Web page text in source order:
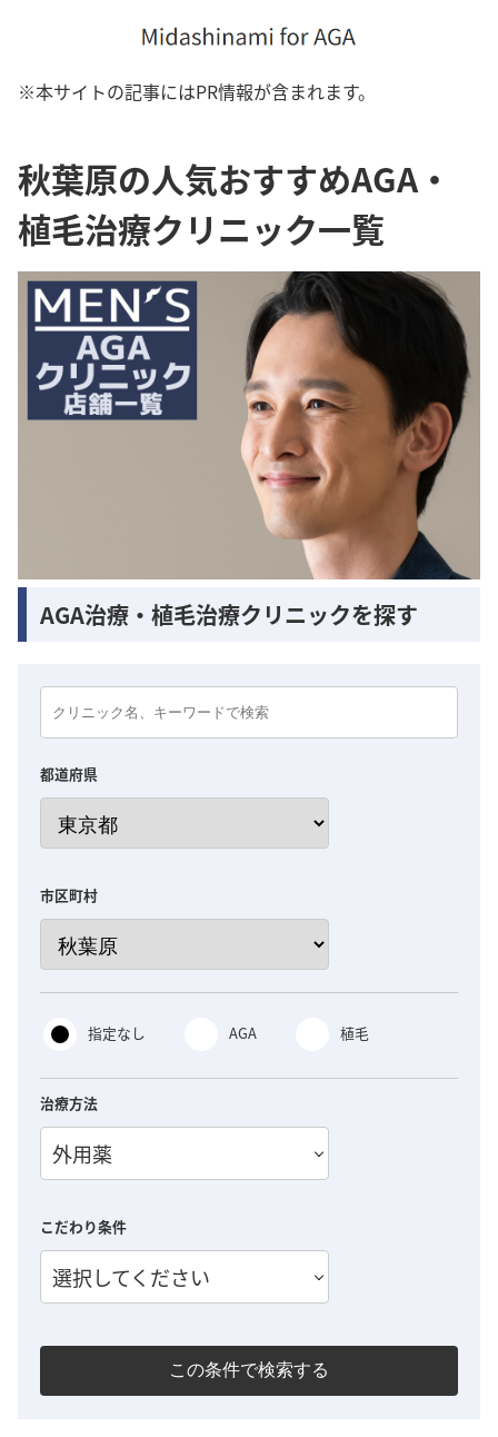
※本サイトの記事にはPR情報が含まれます。
秋葉原の人気おすすめAGA・
植毛治療クリニック一覧
AGA治療・植毛治療クリニックを探す
都道府県
市区町村
指定なし AGA 植毛
治療方法
外用薬
こだわり条件
選択してください
この条件で検索する